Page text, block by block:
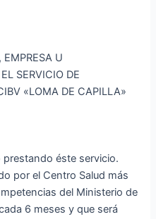
EMPRESA U
SERVICIO DE
«LOMA DE CAPILLA»
prestando éste servicio.
por el Centro Salud más
del Ministerio de
6 meses y que será